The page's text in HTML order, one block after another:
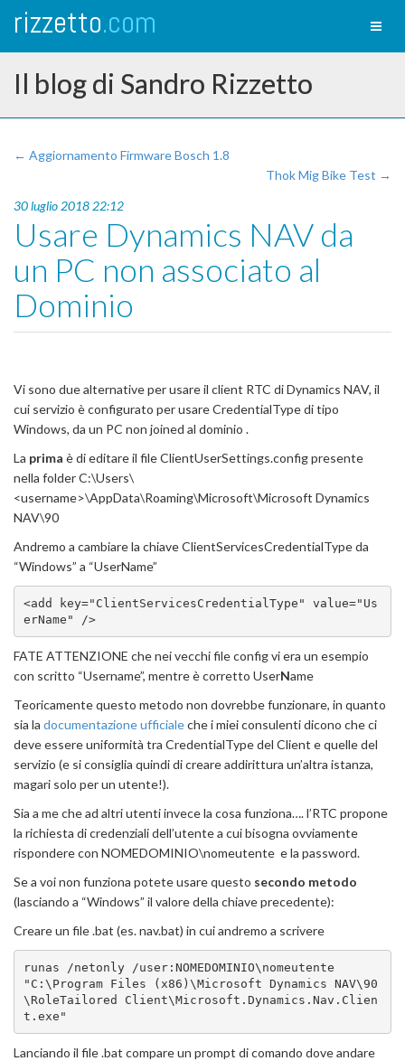
rizzetto.com
Il blog di Sandro Rizzetto
← Aggiornamento Firmware Bosch 1.8
Thok Mig Bike Test →
30 luglio 2018 22:12
Usare Dynamics NAV da
un PC non associato al
Dominio
Vi sono due alternative per usare il client RTC di Dynamics NAV, il
cui servizio è configurato per usare CredentialType di tipo
Windows, da un PC non joined al dominio .
La prima è di editare il file ClientUserSettings.config presente
nella folder C:\Users\
<username>\AppData\Roaming\Microsoft\Microsoft Dynamics
NAV\90
Andremo a cambiare la chiave ClientServicesCredentialType da
“Windows” a “UserName”
<add key="ClientServicesCredentialType" value="Us
erName" />
FATE ATTENZIONE che nei vecchi file config vi era un esempio
con scritto “Username”, mentre è corretto UserName
Teoricamente questo metodo non dovrebbe funzionare, in quanto
sia la documentazione ufficialeche i miei consulenti dicono che ci
deve essere uniformità tra CredentialType del Client e quelle del
servizio (e si consiglia quindi di creare addirittura un’altra istanza,
magari solo per un utente!).
Sia a me che ad altri utenti invece la cosa funziona…. l’RTC propone
la richiesta di credenziali dell’utente a cui bisogna ovviamente
rispondere con NOMEDOMINIO\nomeutente e la password.
Se a voi non funziona potete usare questo secondo metodo
(lasciando a “Windows” il valore della chiave precedente):
Creare un file .bat (es. nav.bat) in cui andremo a scrivere
runas /netonly /user:NOMEDOMINIO\nomeutente
"C:\Program Files (x86)\Microsoft Dynamics NAV\90
\RoleTailored Client\Microsoft.Dynamics.Nav.Clien
t.exe"
Lanciando il file .bat compare un prompt di comando dove andare